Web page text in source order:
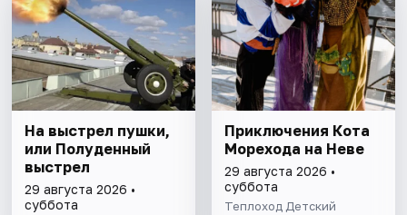
На выстрел пушки,
или Полуденный
выстрел
29 августа 2026 •
суббота
Приключения Кота
Морехода на Неве
29 августа 2026 •
суббота
Теплоход Детский